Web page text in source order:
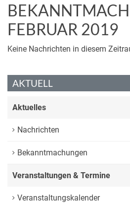
FEBRUAR 2019
Keine Nachrichten in diesem
AKTUELL
Aktuelles
Nachrichten
Bekanntmachungen
Veranstaltungen & Termine
Veranstaltungskalender